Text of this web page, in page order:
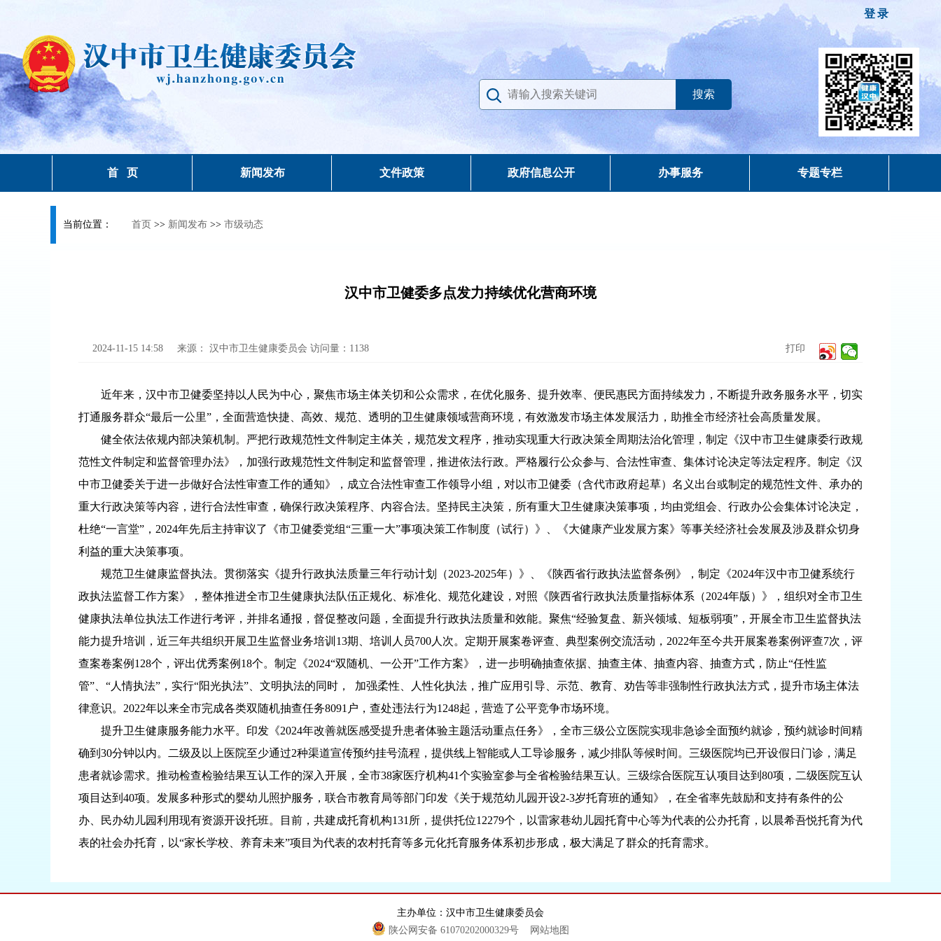
登录
首 页 新闻发布 文件政策 政府信息公开 办事服务 专题专栏
当前位置： 首页 >> 新闻发布 >> 市级动态
汉中市卫健委多点发力持续优化营商环境
2024-11-15 14:58 来源： 汉中市卫生健康委员会 访问量： 1138 打印
近年来，汉中市卫健委坚持以人民为中心，聚焦市场主体关切和公众需求，在优化服务、提升效率、便民惠民方面持续发力，不断提升政务服务水平，切实
打通服务群众“最后一公里”，全面营造快捷、高效、规范、透明的卫生健康领域营商环境，有效激发市场主体发展活力，助推全市经济社会高质量发展。
健全依法依规内部决策机制。严把行政规范性文件制定主体关，规范发文程序，推动实现重大行政决策全周期法治化管理，制定《汉中市卫生健康委行政规
范性文件制定和监督管理办法》，加强行政规范性文件制定和监督管理，推进依法行政。严格履行公众参与、合法性审查、集体讨论决定等法定程序。制定《汉
中市卫健委关于进一步做好合法性审查工作的通知》，成立合法性审查工作领导小组，对以市卫健委（含代市政府起草）名义出台或制定的规范性文件、承办的
重大行政决策等内容，进行合法性审查，确保行政决策程序、内容合法。坚持民主决策，所有重大卫生健康决策事项，均由党组会、行政办公会集体讨论决定，
杜绝“一言堂”，2024年先后主持审议了《市卫健委党组“三重一大”事项决策工作制度（试行）》、《大健康产业发展方案》等事关经济社会发展及涉及群众切身
利益的重大决策事项。
规范卫生健康监督执法。贯彻落实《提升行政执法质量三年行动计划（2023-2025年）》、《陕西省行政执法监督条例》，制定《2024年汉中市卫健系统行
政执法监督工作方案》，整体推进全市卫生健康执法队伍正规化、标准化、规范化建设，对照《陕西省行政执法质量指标体系（2024年版）》，组织对全市卫生
健康执法单位执法工作进行考评，并排名通报，督促整改问题，全面提升行政执法质量和效能。聚焦“经验复盘、新兴领域、短板弱项”，开展全市卫生监督执法
能力提升培训，近三年共组织开展卫生监督业务培训13期、培训人员700人次。定期开展案卷评查、典型案例交流活动，2022年至今共开展案卷案例评查7次，评
查案卷案例128个，评出优秀案例18个。制定《2024“双随机、一公开”工作方案》，进一步明确抽查依据、抽查主体、抽查内容、抽查方式，防止“任性监
管”、“人情执法”，实行“阳光执法”、文明执法的同时， 加强柔性、人性化执法，推广应用引导、示范、教育、劝告等非强制性行政执法方式，提升市场主体法
律意识。2022年以来全市完成各类双随机抽查任务8091户，查处违法行为1248起，营造了公平竞争市场环境。
提升卫生健康服务能力水平。印发《2024年改善就医感受提升患者体验主题活动重点任务》，全市三级公立医院实现非急诊全面预约就诊，预约就诊时间精
确到30分钟以内。二级及以上医院至少通过2种渠道宣传预约挂号流程，提供线上智能或人工导诊服务，减少排队等候时间。三级医院均已开设假日门诊，满足
患者就诊需求。推动检查检验结果互认工作的深入开展，全市38家医疗机构41个实验室参与全省检验结果互认。三级综合医院互认项目达到80项，二级医院互认
项目达到40项。发展多种形式的婴幼儿照护服务，联合市教育局等部门印发《关于规范幼儿园开设2-3岁托育班的通知》，在全省率先鼓励和支持有条件的公
办、民办幼儿园利用现有资源开设托班。目前，共建成托育机构131所，提供托位12279个，以雷家巷幼儿园托育中心等为代表的公办托育，以晨希吾悦托育为代
表的社会办托育，以“家长学校、养育未来”项目为代表的农村托育等多元化托育服务体系初步形成，极大满足了群众的托育需求。
主办单位：汉中市卫生健康委员会
陕公网安备 61070202000329号
网站地图